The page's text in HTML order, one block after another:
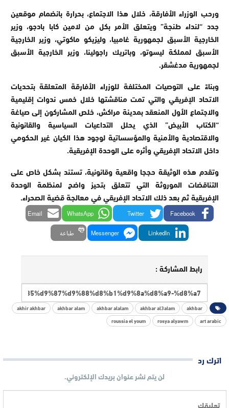
ورحب الوزراء الأفارقة، خلال هذا الاجتماع، بحرارة بانضمام موقعين
جدد “لنداء طنجة” ويتعلق الأمر بكل من لامين كابا بادجو، وزير
الخارجية الأسبق لجمهورية غامبيا، وليزيكو ماكوتي، وزير الخارجية
الأسبق لمملكة ليسوتو، وباتريك راجولينا، وزير الخارجية الأسبق
لجمهورية مدغشقر.
وبناءً على التوصيات المختلفة للوزراء الأفارقة المتعلقة بتحديات
الاتحاد الإفريقي والتي تمت مناقشتها خلال خمس ندوات إقليمية
والاجتماع الأول المنعقد بمدينة مراكش، خلص المشاركون إلى صياغة
“الكتاب الأبيض” الذي يحلل التداعيات السياسية والقانونية
والاقتصادية والأمنية والمؤسساتية لوجود هذا الكيان غير الحكومي
داخل الاتحاد الإفريقي وأثره على الوحدة الإفريقية.
وتقدم هذه الوثيقة حججا واقعية وقانونية، تستند بشكل خاص على
التناقضات الموروثة التي تتعلق بتحيز واضح لمنظمة الوحدة
الإفريقية ثم بعد ذلك الاتحاد الإفريقي في معالجة قضية الصحراء.
Facebook
Twitter
WhatsApp
Email
LinkedIn
Messenger طباعة
رابط المشاركة :
akhbar
akhbar al3alam
akhbar alalam
akhbar alam
akhir akhbar
art arabic
rosya alyawm
roussia el youm
اترك رد
لن يتم نشر عنوان بريدك الإلكتروني.